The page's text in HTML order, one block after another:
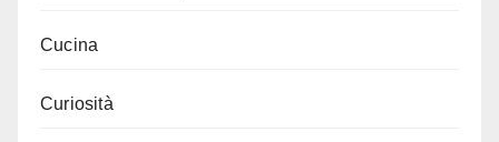
Cucina
Curiosità